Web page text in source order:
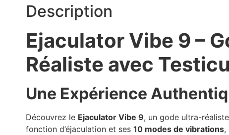
Description
Ejaculator Vibe 9 –
Réaliste avec
Une Expérience
Découvrez le Ejaculator Vibe 9, un gode ultra-
fonction d’éjaculation et ses 10 modes de vibrations,